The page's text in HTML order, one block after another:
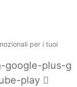
per i tuoi
google-plus-g
play